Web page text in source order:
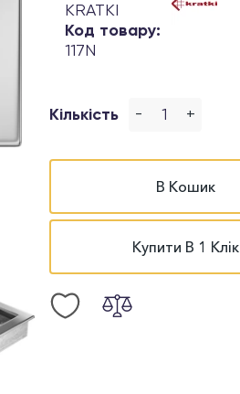
KRATKI
Код товару:
117N
Кількість - +
В Кошик
Купити В 1 Клік